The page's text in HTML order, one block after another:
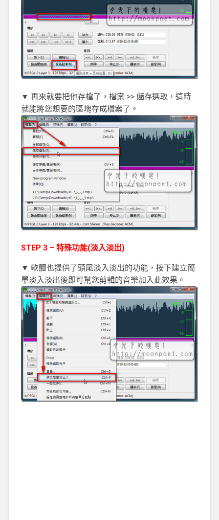
▼ 再來就要把他存檔了，檔案 >> 儲存選取，這時
就能將您想要的區塊存成檔案了。
STEP 3 – 特殊功能(淡入淡出)
▼ 軟體也提供了頭尾淡入淡出的功能，按下建立簡
單淡入淡出後即可幫您剪輯的音樂加入此效果。